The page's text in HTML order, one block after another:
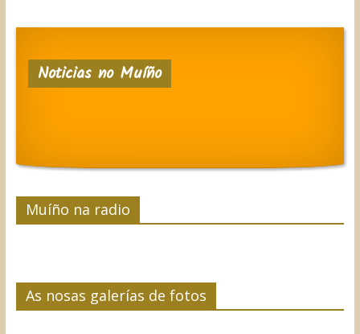
Noticias no Muíño
Muíño na radio
As nosas galerías de fotos